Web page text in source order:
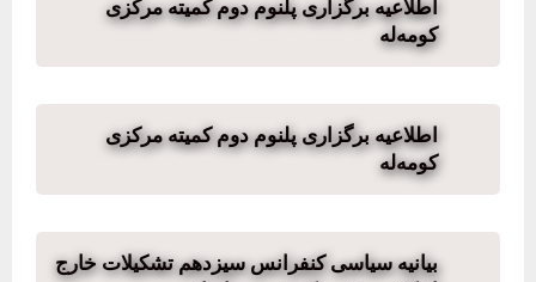
اطلاعیە برگزاری پلنوم دوم کمیتە مرکزی
کومەلە
اطلاعیە برگزاری پلنوم دوم کمیتە مرکزی
کومەلە
بیانیه سیاسی کنفرانس سیزدهم تشکیلات خارج